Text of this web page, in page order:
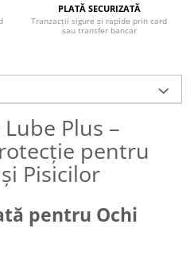
PLATĂ SECURIZATĂ
Tranzacții sigure și rapide prin card
sau transfer bancar
Plus –
pentru
Pisicilor
pentru Ochi